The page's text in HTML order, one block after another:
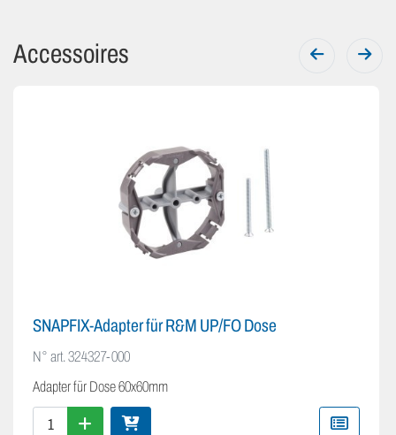
Accessoires
SNAPFIX-Adapter für R&M UP/FO Dose
N° art.324327-000
Adapter für Dose 60x60mm